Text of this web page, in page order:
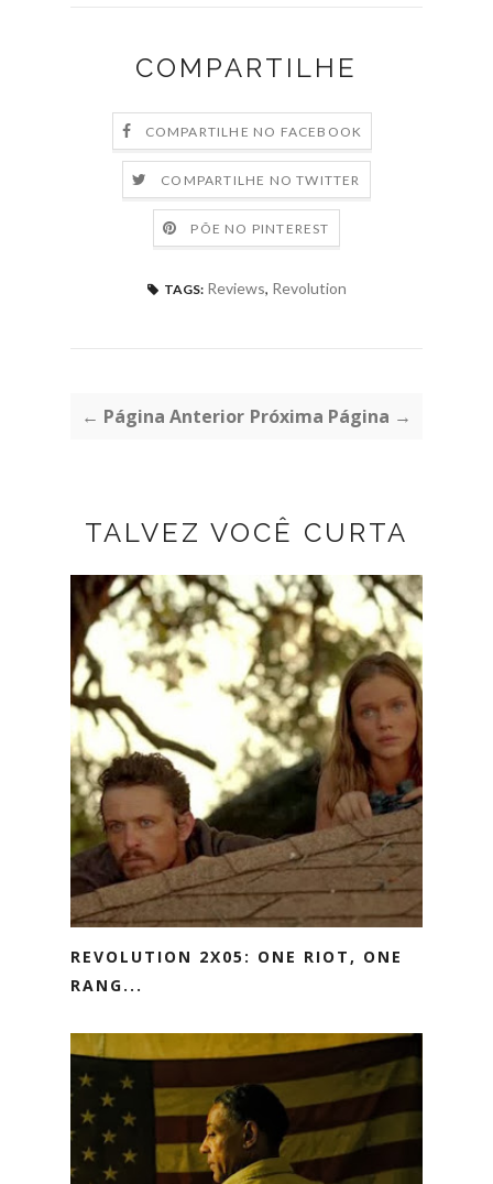
COMPARTILHE
COMPARTILHE NO FACEBOOK
COMPARTILHE NO TWITTER
PÕE NO PINTEREST
TAGS: Reviews, Revolution
← Página Anterior Próxima Página →
TALVEZ VOCÊ CURTA
REVOLUTION 2X05: ONE RIOT, ONE
RANG...